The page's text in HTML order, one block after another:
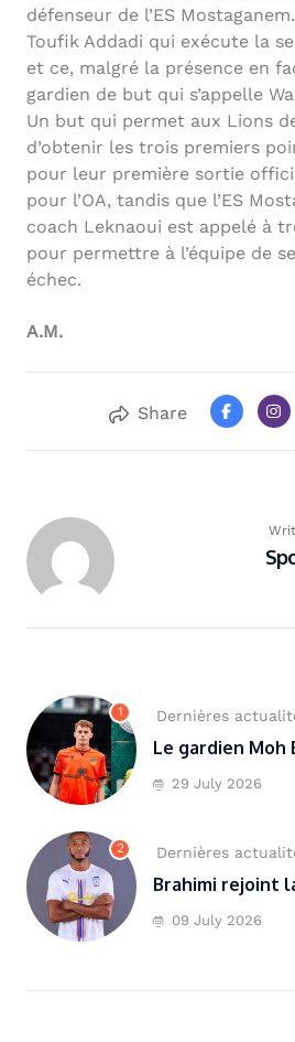
défenseur de l’ES
Toufik Addadi qui exécute la
et ce, malgré la présence en
gardien de but qui s’appelle
Un but qui permet aux Lions
d’obtenir les trois premiers
pour leur première sortie
pour l’OA, tandis que l’ES
coach Leknaoui est appelé à
pour permettre à l’équipe de
échec.
A.M.
Share
1 Dernières
Le gardien Moh
29 July 2026
2 Dernières
Brahimi rejoint
09 July 2026